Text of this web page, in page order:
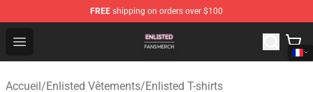
FREE shipping on orders over $100
Open menu
Enlisted Shop - Official Enlisted Merchandise Store
Accueil/Enlisted Vêtements/Enlisted T-shirts